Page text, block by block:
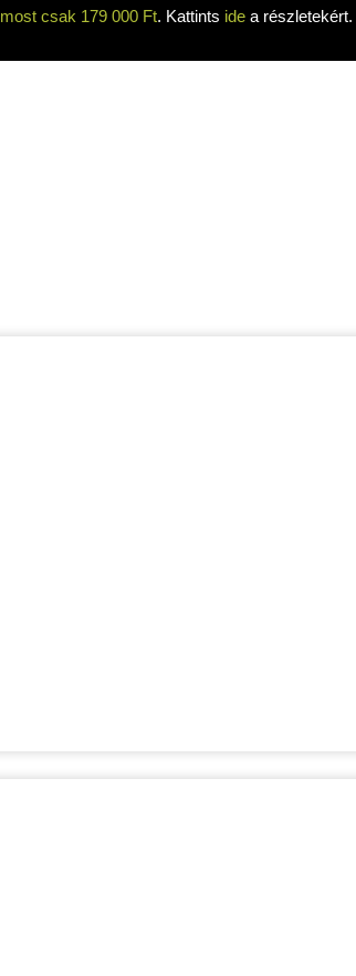
most csak 179 000 Ft. Kattints ide a részletekért.